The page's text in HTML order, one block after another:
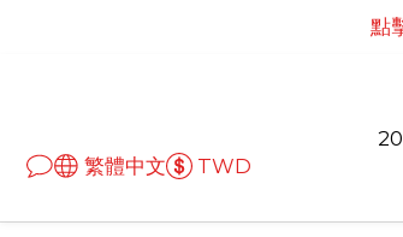
點
繁體中文
TWD